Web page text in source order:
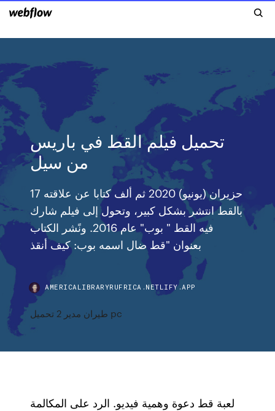
تحميل فيلم القط في باريس
من سيل
17 حزيران (يونيو) 2020 ثم ألف كتابا عن علاقته
بالقط انتشر بشكل كبير، وتحول إلى فيلم شارك
فيه القط " بوب" عام 2016. ونًشر الكتاب
AMERICALIBRARYRUFRICA.NETLIFY.APP
طيران مدير 2 تحميل pc
لعبة قط دعوة وهمية فيديو. الرد على المكالمة